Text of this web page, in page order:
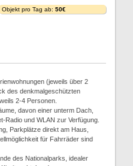
Objekt pro Tag ab: 50€
(jeweils über 2
des denkmalgeschützten
2-4 Personen.
davon einer unterm Dach,
Radio und WLAN zur Verfügung.
Parkplätze direkt am Haus,
für Fahrräder sind
des Nationalparks, idealer